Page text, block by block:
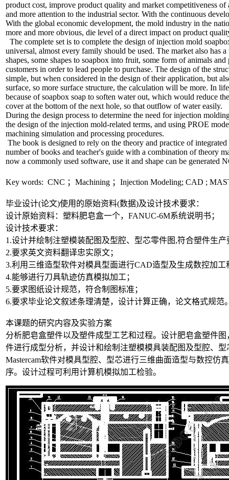
product cost, improve product quality and market competitiveness of
and more attention to the industrial sector. With the continuous
With the global economic development, the mold industry in the
more and more obvious, die level of a direct impact on product
The complete set is to complete the design of injection mold
universal, almost every family should be used. The market also has
shapes, some shapes to soapbox into fruit, some form of animals
customers in order to lead people to purchase. The design of the
simple, but when considered in the design of their application, but
surface, so more surface structure, the calculation will be more. In
because of soapbox soap to soften water out, which would reduce
cover at the bottom of the next hole, so that outflow of water easily.
During the design process to determine the need for injection
the design of the injection mold-related terms, and using PROE
machining simulation and processing procedures.
The book is designed to rely on the theory and practice of
number of books and teacher's guide with a combination of theory
now a commonly used software, use it and shape can be generated
Key words: CNC ；Machining ；Injection Modeling; CAD ;
毕业设计(论文)使用的原始资料(数据)及设计技术要求：
设计原始资料：塑料肥皂盒一个，FANUC-6M系统说明书；
设计技术要求：
1.设计并绘制注塑模装配图及型腔、型芯零件图,符合塑件生产
2.要求英文资料翻译忠实原文；
3.利用三维造型软件对模具型面进行CAD造型及生成数控加
4.能够进行刀具轨迹仿真模拟加工；
5.要求图纸设计规范，符合制图标准；
6.要求毕业论文叙述条理清楚，设计计算正确，论文格式规范
本课题的研究内容及实验方案
分析肥皂盒塑件以及塑件成型工艺和过程。设计肥皂盒塑件
件进行成型分析，并设计和绘制注塑模模具装配图及型腔、
Mastercam软件对模具型腔、型芯进行三维曲面造型与数控仿
序。设计过程可利用计算机模拟加工检验。